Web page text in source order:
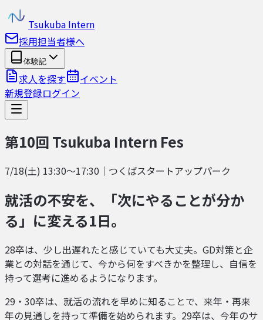
Tsukuba Intern
採用担当者様へ
体験記
求人を探す
イベント
新規登録ログイン
第10回 Tsukuba Intern Fes
7/18(土) 13:30〜17:30｜つくばスタートアップパーク
就活の不安を、「次にやることが分か
る」に変える1日。
28卒は、少し出遅れたと感じていても大丈夫。GD対策と企
業との対話を通じて、今から何をすべきかを整理し、自信を
持って選考に進めるようになります。
29・30卒は、就活の流れを早めに知ることで、来年・再来
年の見通しを持って準備を始められます。29卒は、今年のサ